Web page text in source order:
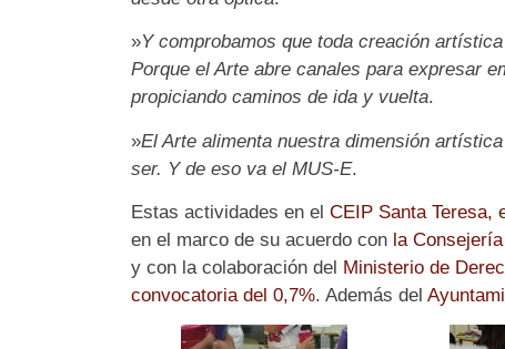
»Y comprobamos que toda creación
Porque el Arte abre canales para expresar
propiciando caminos de ida y vuelta.
»El Arte alimenta nuestra dimensión
ser. Y de eso va el MUS-E.
Estas actividades en el CEIP Santa Teresa,
en el marco de su acuerdo con la
y con la colaboración del Ministerio de
convocatoria del 0,7%. Además del